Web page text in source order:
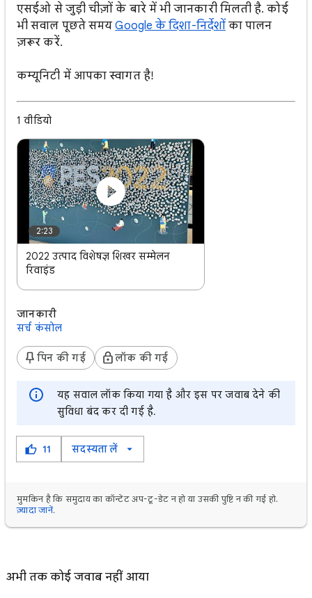
एसईओ से जुड़ी चीज़ों के बारे में भी जानकारी मिलती है. कोई
भी सवाल पूछते समयGoogle के दिशा-निर्देशोंका पालन
ज़रूर करें.
कम्यूनिटी में आपका स्वागत है!
1 वीडियो
2:23
2022 उत्पाद विशेषज्ञ शिखर सम्मेलन
रिवाइंड
जानकारी
सर्च कंसोल
पिन की गई लॉक की गई
यह सवाल लॉक किया गया है और इस पर जवाब देने की
सुविधा बंद कर दी गई है.
11 सदस्यता लें
मुमकिन है कि समुदाय का कॉन्टेंट अप-टू-डेट न हो या उसकी पुष्टि न की गई हो.
ज़्यादा जानें.
अभी तक कोई जवाब नहीं आया